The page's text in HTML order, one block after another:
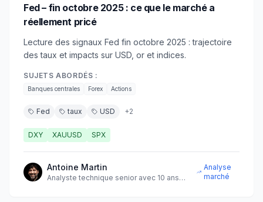
Fed – fin octobre 2025 : ce que le marché a
réellement pricé
Lecture des signaux Fed fin octobre 2025 : trajectoire
des taux et impacts sur USD, or et indices.
SUJETS ABORDÉS :
Banques centrales Forex Actions
Fed taux USD +2
DXY XAUUSD SPX
Antoine Martin
Analyste technique senior avec 10 ans
Analyse
marché